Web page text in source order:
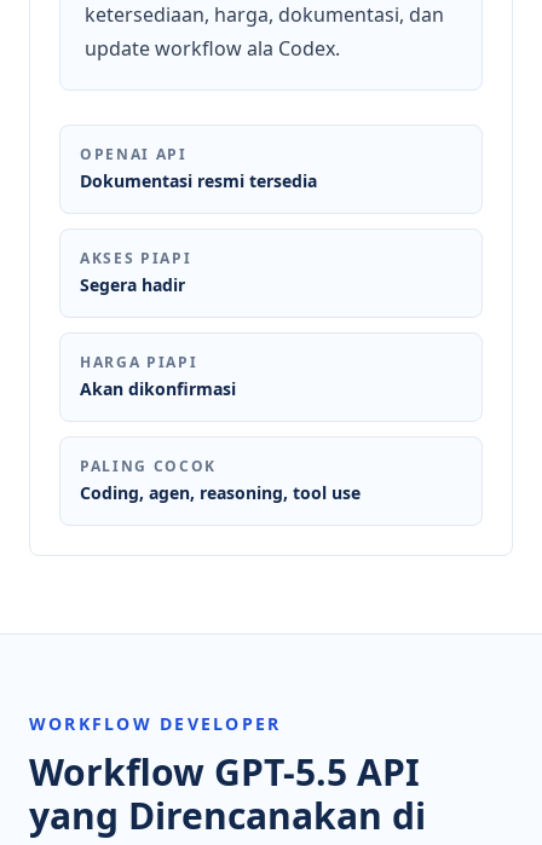
ketersediaan, harga, dokumentasi, dan
update workflow ala Codex.
OPENAI API
Dokumentasi resmi tersedia
AKSES PIAPI
Segera hadir
HARGA PIAPI
Akan dikonfirmasi
PALING COCOK
Coding, agen, reasoning, tool use
WORKFLOW DEVELOPER
Workflow GPT-5.5 API
yang Direncanakan di